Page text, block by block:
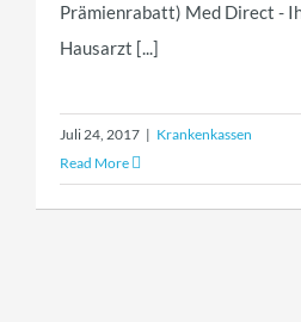
Prämienrabatt) Med Direct -
Hausarzt [...]
Juli 24, 2017 | Krankenkassen
Read More